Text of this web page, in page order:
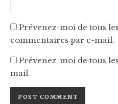
Prévenez-moi de tous
commentaires par e-mail.
Prévenez-moi de tous
mail.